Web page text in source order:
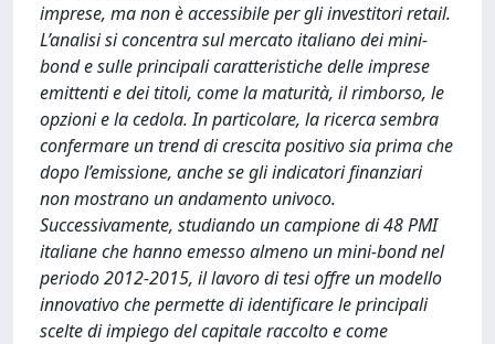
imprese, ma non è accessibile per gli investitori retail.
L’analisi si concentra sul mercato italiano dei mini-
bond e sulle principali caratteristiche delle imprese
emittenti e dei titoli, come la maturità, il rimborso, le
opzioni e la cedola. In particolare, la ricerca sembra
confermare un trend di crescita positivo sia prima che
dopo l’emissione, anche se gli indicatori finanziari
non mostrano un andamento univoco.
Successivamente, studiando un campione di 48 PMI
italiane che hanno emesso almeno un mini-bond nel
periodo 2012-2015, il lavoro di tesi offre un modello
innovativo che permette di identificare le principali
scelte di impiego del capitale raccolto e come